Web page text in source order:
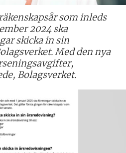
som inleds
2024 ska
skicka in sin
Med den nya
Bolagsverket.